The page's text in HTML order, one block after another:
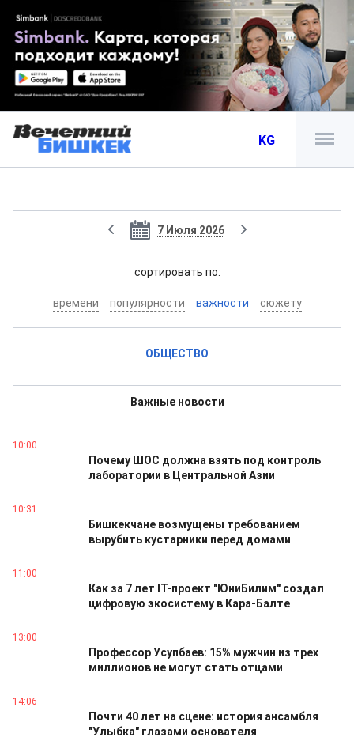
KG
7 Июля 2026
cортировать по:
времени популярности важности сюжету
ОБЩЕСТВО
Важные новости
10:00
Почему ШОС должна взять под контроль
лаборатории в Центральной Азии
10:31
Бишкекчане возмущены требованием
вырубить кустарники перед домами
11:00
Как за 7 лет IT-проект "ЮниБилим" создал
цифровую экосистему в Кара-Балте
13:00
Профессор Усупбаев: 15% мужчин из трех
миллионов не могут стать отцами
14:06
Почти 40 лет на сцене: история ансамбля
"Улыбка" глазами основателя